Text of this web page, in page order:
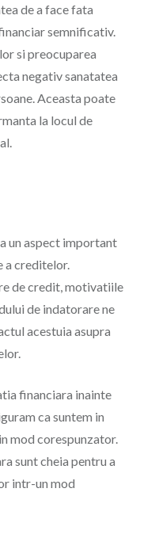
de a face fata
semnificativ.
si preocuparea
negativ sanatatea
Aceasta poate
la locul de
un aspect important
a creditelor.
de credit, motivatiile
de indatorare ne
acestuia asupra
financiara inainte
ca suntem in
mod corespunzator.
sunt cheia pentru a
intr-un mod